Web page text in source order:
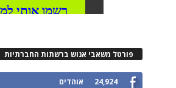
פורטל משאבי אנוש ברשתות החברתיות
24,924 אוהדים